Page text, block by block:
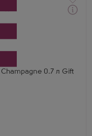
Champagne 0.7 л Gift